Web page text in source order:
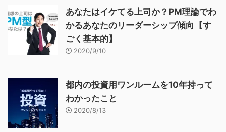
あなたはイケてる上司か？PM理論でわ
かるあなたのリーダーシップ傾向【す
ごく基本的】
2020/9/10
都内の投資用ワンルームを10年持って
わかったこと
2020/8/13